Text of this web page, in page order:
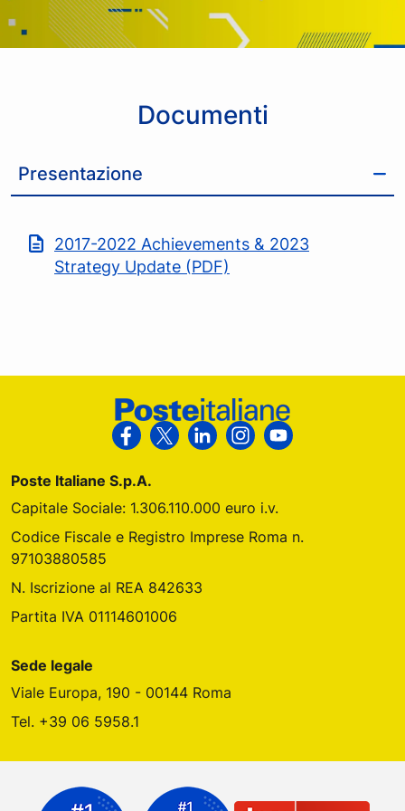
Documenti
Presentazione
2017-2022 Achievements & 2023
Strategy Update (PDF)
Footer Poste Italiane
Segui Poste Italiane su Facebook
Segui Poste Italiane su X
Segui Poste Italiane su
Segui Poste Italiane
Segui Poste
Poste Italiane S.p.A.
Capitale Sociale: 1.306.110.000 euro i.v.
Codice Fiscale e Registro Imprese Roma n.
97103880585
N. Iscrizione al REA 842633
Partita IVA 01114601006
Sede legale
Viale Europa, 190 - 00144 Roma
Tel. +39 06 5958.1